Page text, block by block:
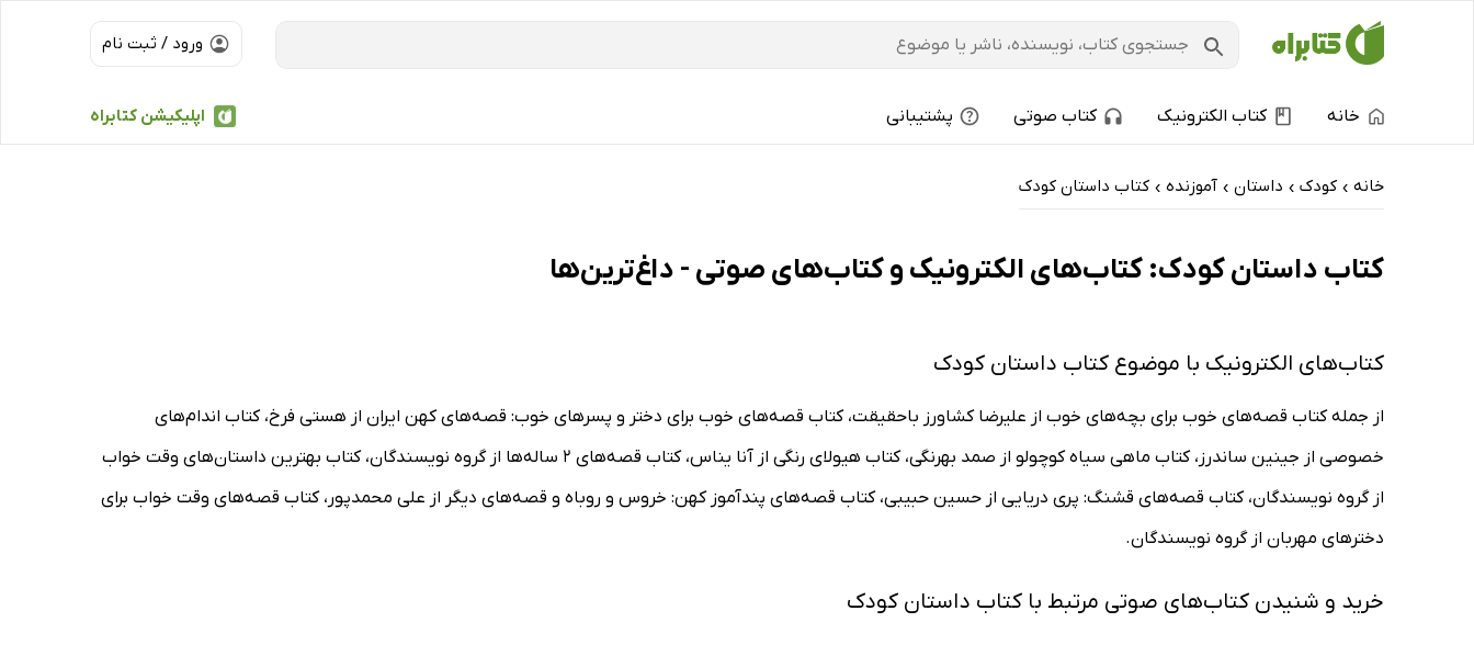
ورود / ثبت نام
اپلیکیشن کتابراه خانه کتاب الکترونیک کتاب صوتی پشتیبانی
خانه › کودک › داستان › آموزنده › کتاب داستان کودک
کتاب داستان کودک: کتاب‌های الکترونیک و کتاب‌های صوتی - داغ‌ترین‌ها
کتاب‌های الکترونیک با موضوع کتاب داستان کودک
از جمله کتاب قصه‌های خوب برای بچه‌های خوب از علیرضا کشاورز باحقیقت، کتاب قصه‌های خوب برای دختر و پسرهای خوب: قصه‌های کهن ایران از هستی فرخ، کتاب اندام‌های
خصوصی از جینین ساندرز، کتاب ماهی سیاه کوچولو از صمد بهرنگی، کتاب هیولای رنگی از آنا یناس، کتاب قصه‌های 2 ساله‌ها از گروه نویسندگان، کتاب بهترین داستان‌های وقت خواب
از گروه نویسندگان، کتاب قصه‌های قشنگ: پری دریایی از حسین حبیبی، کتاب قصه‌های پندآموز کهن: خروس و روباه و قصه‌های دیگر از علی محمدپور، کتاب قصه‌های وقت خواب برای
دخترهای مهربان از گروه نویسندگان.
خرید و شنیدن کتاب‌های صوتی مرتبط با کتاب داستان کودک